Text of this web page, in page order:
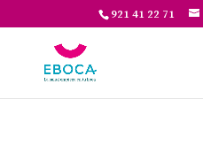
921 41 22 71